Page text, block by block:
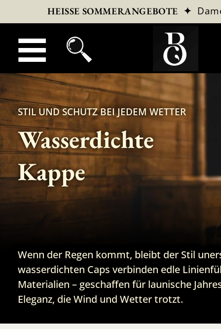
HEISSE SOMMERANGEBOTE ✦
STIL UND SCHUTZ BEI JEDEM WETTER
Wasserdichte
Kappe
Wenn der Regen kommt, bleibt der Stil
wasserdichten Caps verbinden edle
Materialien – geschaffen für launische
Eleganz, die Wind und Wetter trotzt.